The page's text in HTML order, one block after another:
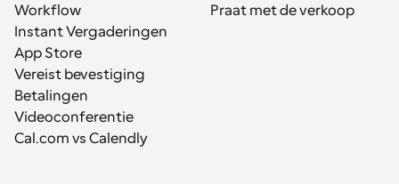
Workflow
Instant Vergaderingen
App Store
Vereist bevestiging
Betalingen
Videoconferentie
Cal.com vs Calendly
Praat met de verkoop